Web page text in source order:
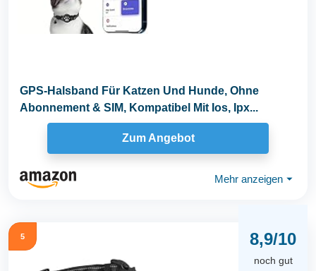
GPS-Halsband Für Katzen Und Hunde, Ohne
Abonnement & SIM, Kompatibel Mit Ios, Ipx...
Zum Angebot
Mehr anzeigen ⏷
5 8,9/10
noch gut